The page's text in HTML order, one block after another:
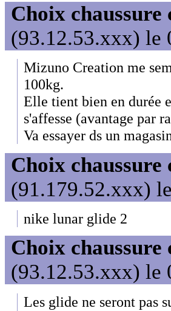
Choix
(93.12.53.xxx) le
Mizuno Creation me
100kg.
Elle tient bien en durée
s'affesse (avantage par
Va essayer ds un
Choix
(91.179.52.xxx)
nike lunar glide 2
Choix
(93.12.53.xxx) le
Les glide ne seront pas